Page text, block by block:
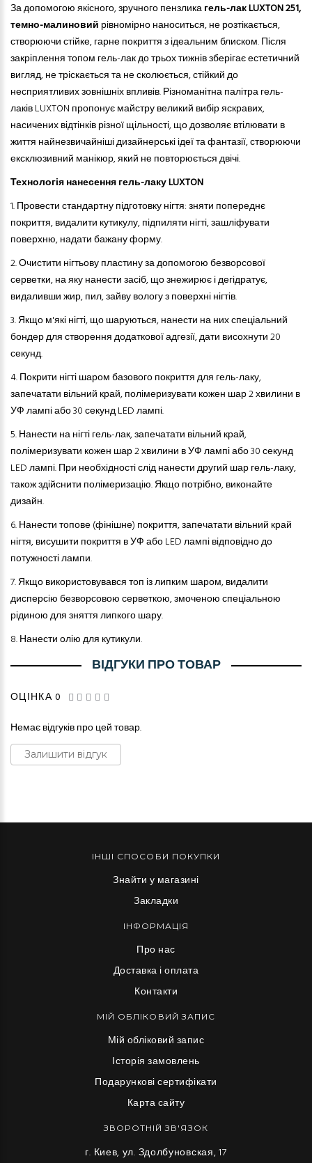
За допомогою якісного, зручного пензликагель-лак LUXTON251,
темно-малиновий рівномірно наноситься, не розтікається,
створюючи стійке, гарне покриття з ідеальним блиском. Після
закріплення топом гель-лак до трьох тижнів зберігає естетичний
вигляд, не тріскаєтьсятане сколюється, стійкий до
несприятливих зовнішніх впливів. Різноманітна палітра гель-
лаків LUXTON пропонує майстру великий вибір яскравих,
насичених відтінків різної щільності, що дозволяє втілювати в
життя найнезвичайніші дизайнерські ідеї та фантазії, створюючи
ексклюзивний манікюр, який не повторюється двічі.
Технологія нанесення гель-лаку LUXTON
1. Провести стандартну підготовку нігтя: зняти попереднє
покриття, видалити кутикулу, підпиляти нігті, зашліфувати
поверхню, надати бажану форму.
2.Очистити нігтьову пластину за допомогою безворсової
серветки, на яку нанести засіб, що знежирює і дегідратує,
видаливши жир, пил, зайву вологу з поверхні нігтів.
3.Якщо м'які нігті, що шаруються,нанести на них спеціальний
бондер для створення додаткової адгезії, дати висохнути 20
секунд.
4.Покрити нігті шаром базового покриттядля гель-лаку,
запечатати вільний край, полімеризувати кожен шар 2 хвилини в
УФ лампі або 30 секунд LED лампі.
5.Нанести на нігті гель-лак, запечатати вільний край,
полімеризувати кожен шар 2 хвилини в УФ лампі або 30 секунд
LED лампі. При необхідності слід нанести другий шар гель-лаку,
також здійснити полімеризацію. Якщо потрібно, виконайте
дизайн.
6.Нанести топове (фінішне) покриття, запечатати вільний край
нігтя, висушити покриття в УФ або LED лампі відповідно до
потужності лампи.
7.Якщо використовувався топ із липким шаром, видалити
дисперсію безворсовою серветкою, змоченою спеціальною
рідиною для зняття липкого шару.
8.Нанести олію для кутикули.
ВІДГУКИ ПРО ТОВАР
ОЦІНКА 0
Немає відгуків про цей товар.
Залишити відгук
ІНШІ СПОСОБИ ПОКУПКИ
Знайти у магазині
Закладки
ІНФОРМАЦІЯ
Про нас
Доставка і оплата
Контакти
МІЙ ОБЛІКОВИЙ ЗАПИС
Мій обліковий запис
Історія замовлень
Подарункові сертифікати
Карта сайту
ЗВОРОТНІЙ ЗВ'ЯЗОК
г. Киев, ул. Здолбуновская, 17